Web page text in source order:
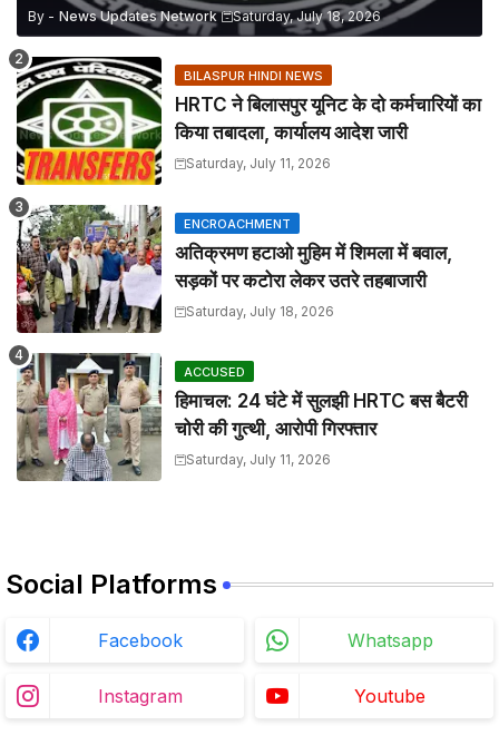
By - News Updates Network Saturday, July 18, 2026
BILASPUR HINDI NEWS
HRTC ने बिलासपुर यूनिट के दो कर्मचारियों का
किया तबादला, कार्यालय आदेश जारी
Saturday, July 11, 2026
ENCROACHMENT
अतिक्रमण हटाओ मुहिम में शिमला में बवाल,
सड़कों पर कटोरा लेकर उतरे तहबाजारी
Saturday, July 18, 2026
ACCUSED
हिमाचल: 24 घंटे में सुलझी HRTC बस बैटरी
चोरी की गुत्थी, आरोपी गिरफ्तार
Saturday, July 11, 2026
Social Platforms
Facebook Whatsapp
Instagram Youtube